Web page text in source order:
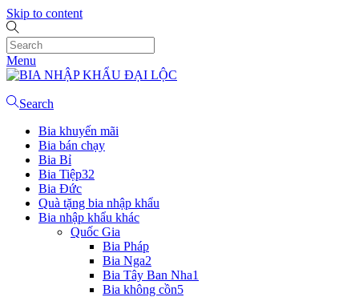
Skip to content
Menu
Search
Bia khuyến mãi
Bia bán chạy
Bia Bỉ
Bia Tiệp32
Bia Đức
Quà tặng bia nhập khẩu
Bia nhập khẩu khác
Quốc Gia
Bia Pháp
Bia Nga2
Bia Tây Ban Nha1
Bia không cồn5